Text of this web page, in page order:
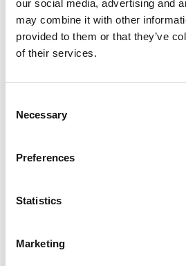
our social media, advertising and
may combine it with other
provided to them or that they’ve
of their services.
Selection
Necessary
Preferences
Statistics
Marketing
BESCHREIBUNG
Herausforderung genug –
BEWERTUNGEN
GRÖSSENTABELLE